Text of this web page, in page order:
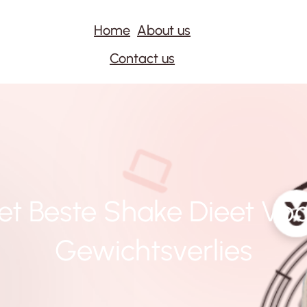
Home About us
Contact us
Beste Shake Dieet
Gewichtsverlies